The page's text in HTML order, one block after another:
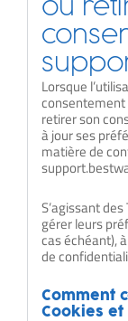
ou
Lorsque
consentement
retirer son
à jour ses
matière de
S’agissant
gérer leurs
cas échéant),
de
Comment
Cookies